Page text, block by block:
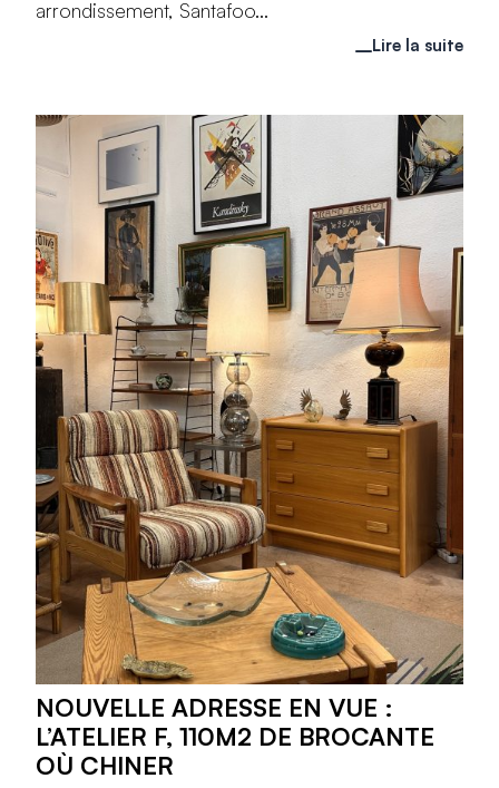
arrondissement, Santafoo...
Lire la suite
NOUVELLE ADRESSE EN VUE :
L’ATELIER F, 110M2 DE BROCANTE
OÙ CHINER